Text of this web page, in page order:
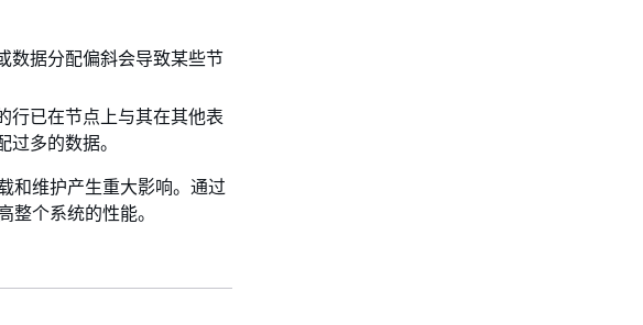
数据分配偏斜会导致某些节
行已在节点上与其在其他表
多的数据。
和维护产生重大影响。通过
个系统的性能。